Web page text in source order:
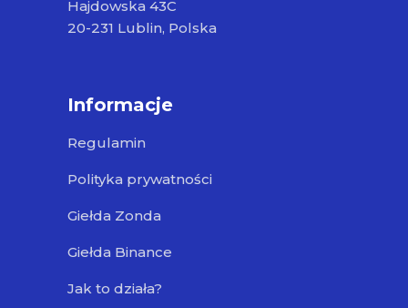
Hajdowska 43C
20-231 Lublin, Polska
Informacje
Regulamin
Polityka prywatności
Giełda Zonda
Giełda Binance
Jak to działa?